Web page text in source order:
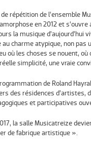
de répétition de l’ensemble
en 2012 et
la musique d’aujourd’hui
au charme atypique, non
où les choses se nouent,
simplicité, une vraie
de Roland
des résidences d’artistes,
et participatives
la salle Musicatreize
de fabrique artistique ».